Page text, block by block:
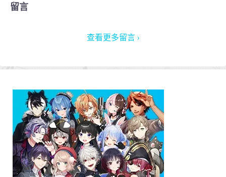
留言
查看更多留言 ›